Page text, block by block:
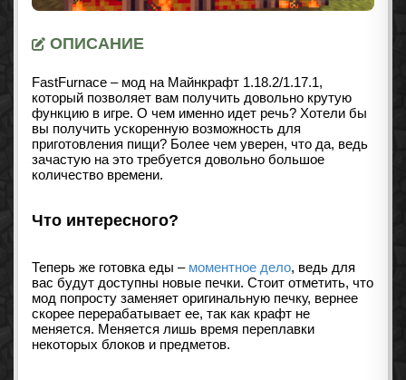
ОПИСАНИЕ
FastFurnace – мод на Майнкрафт 1.18.2/1.17.1,
который позволяет вам получить довольно крутую
функцию в игре. О чем именно идет речь? Хотели бы
вы получить ускоренную возможность для
приготовления пищи? Более чем уверен, что да, ведь
зачастую на это требуется довольно большое
количество времени.
Что интересного?
Теперь же готовка еды – моментное дело, ведь для
вас будут доступны новые печки. Стоит отметить, что
мод попросту заменяет оригинальную печку, вернее
скорее перерабатывает ее, так как крафт не
меняется. Меняется лишь время переплавки
некоторых блоков и предметов.